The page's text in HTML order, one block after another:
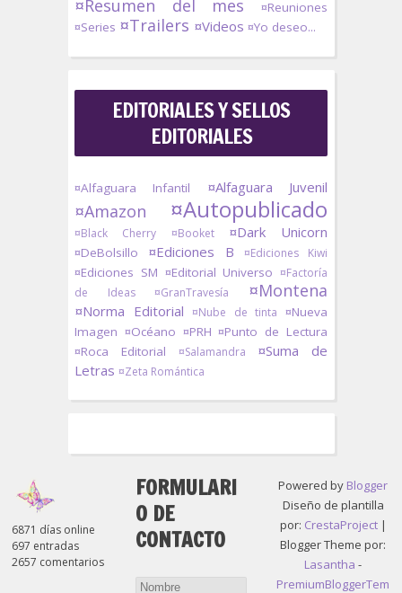
¤Resumen del mes
¤Reuniones
¤Series ¤Trailers ¤Videos ¤Yo deseo...
EDITORIALES Y SELLOS
EDITORIALES
¤Alfaguara Infantil ¤Alfaguara Juvenil
¤Amazon ¤Autopublicado
¤Black Cherry ¤Booket ¤Dark Unicorn
¤DeBolsillo ¤Ediciones B ¤Ediciones Kiwi
¤Ediciones SM ¤Editorial Universo ¤Factoría
de Ideas
¤GranTravesía ¤Montena
¤Norma Editorial ¤Nube de tinta ¤Nueva
Imagen ¤Océano ¤PRH ¤Punto de Lectura
¤Roca Editorial
¤Salamandra
¤Suma de
Letras ¤Zeta Romántica
6871 días online
697 entradas
2657 comentarios
FORMULARI
O DE
CONTACTO
Powered by Blogger
Diseño de plantilla
por: CrestaProject|
Blogger Theme por:
Lasantha -
PremiumBloggerTem